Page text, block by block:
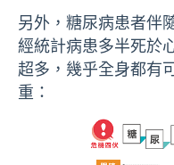
另外，糖尿病患者伴
經統計病患多半死於
超多，幾乎全身都有
重：